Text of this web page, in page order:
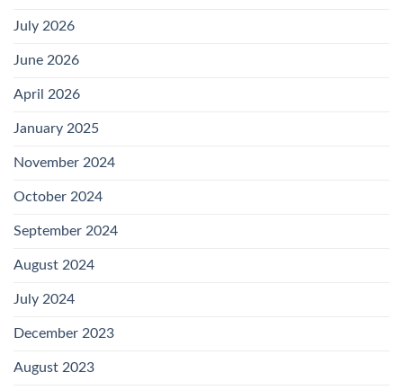
July 2026
June 2026
April 2026
January 2025
November 2024
October 2024
September 2024
August 2024
July 2024
December 2023
August 2023